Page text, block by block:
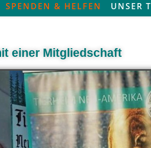
SPENDEN & HELFEN UNSER
einer Mitgliedschaft